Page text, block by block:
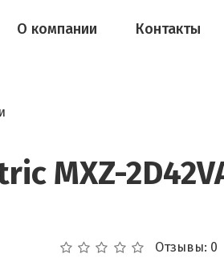
О компании Контакты
MXZ-
Отзывы: 0